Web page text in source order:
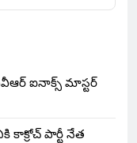
ఐనాక్స్ మాస్టర్
కాక్రోచ్ పార్టీ నేత